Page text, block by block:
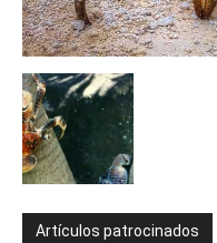
Artículos patrocinados